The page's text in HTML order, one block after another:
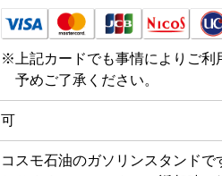
※ 上記カードでも事情によりご
予めご了承ください。
可
コスモ石油のガソリンスタンド